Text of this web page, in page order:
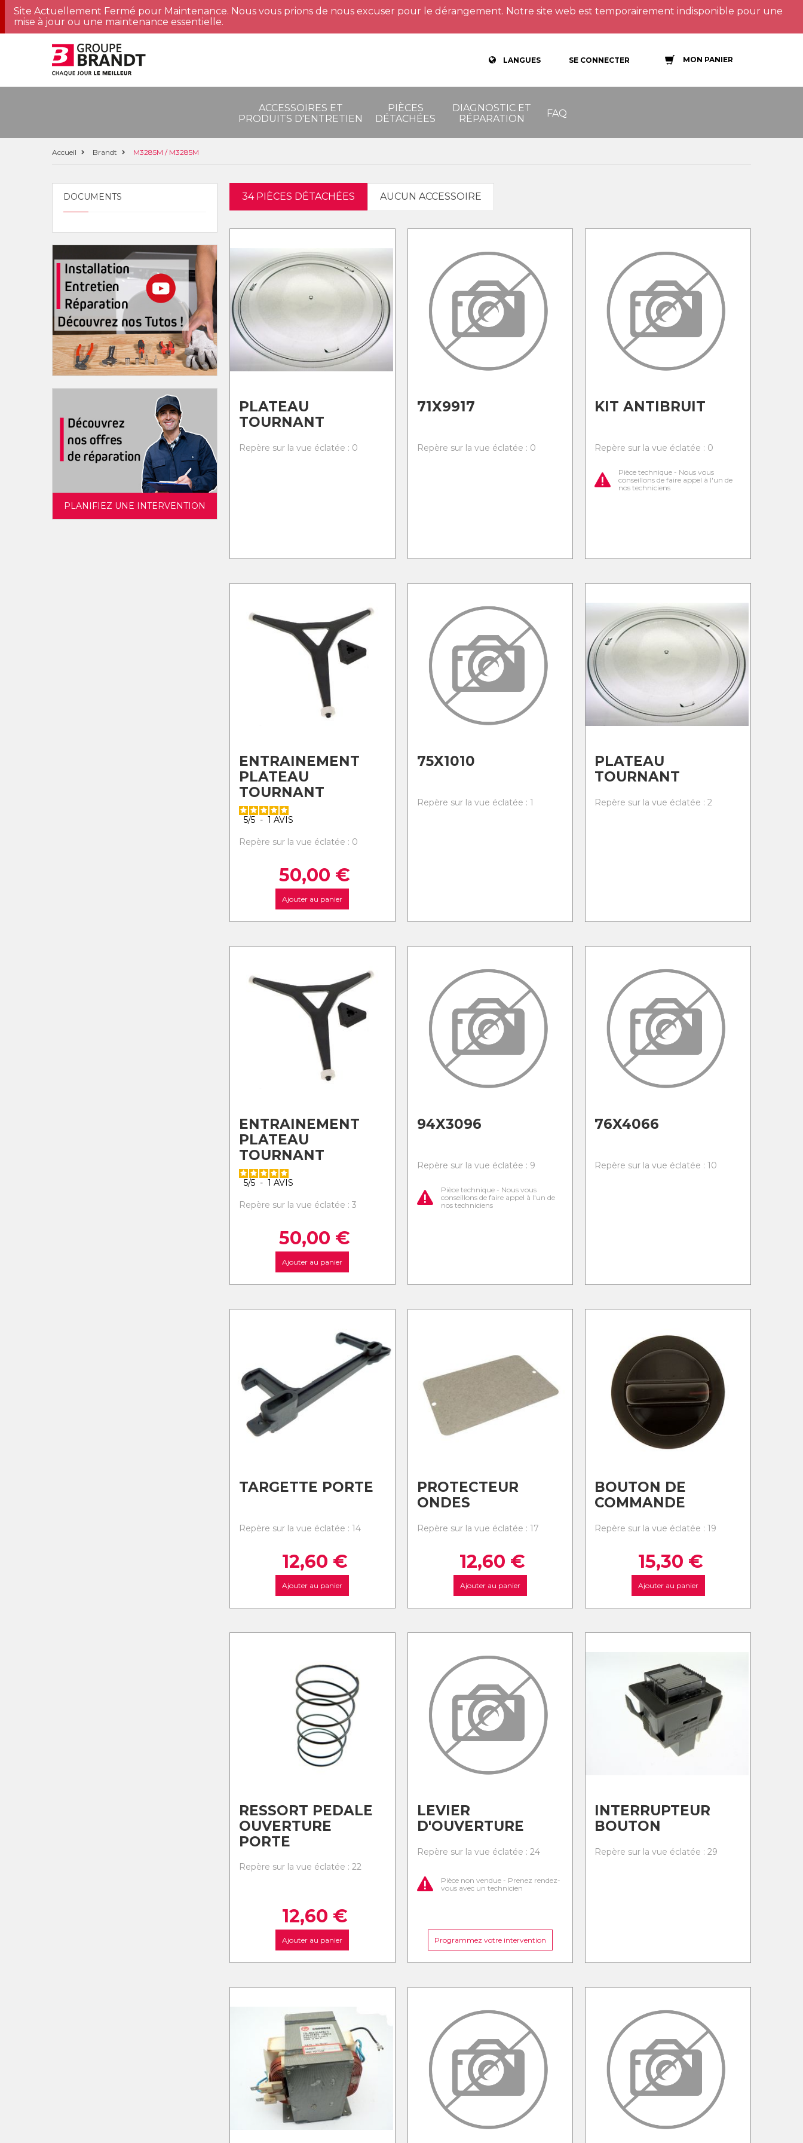
Site Actuellement Fermé pour Maintenance. Nous vous prions de nous excuser pour le dérangement. Notre site web est temporairement indisponible pour une
mise à jour ou une maintenance essentielle.
LANGUES SE CONNECTER MON PANIER
ACCESSOIRES ET
PRODUITS D'ENTRETIEN
PIÈCES
DÉTACHÉES
DIAGNOSTIC ET
RÉPARATION
FAQ
Accueil Brandt M3285M / M3285M
DOCUMENTS
PLANIFIEZ UNE INTERVENTION
34 PIÈCES DÉTACHÉES AUCUN ACCESSOIRE
PLATEAU
TOURNANT
Repère sur la vue éclatée : 0
71X9917
Repère sur la vue éclatée : 0
KIT ANTIBRUIT
Repère sur la vue éclatée : 0
Pièce technique - Nous vous
conseillons de faire appel à l'un de
nos techniciens
ENTRAINEMENT
PLATEAU
TOURNANT
5/5 - 1 AVIS
Repère sur la vue éclatée : 0
50,00 €
Ajouter au panier
75X1010
Repère sur la vue éclatée : 1
PLATEAU
TOURNANT
Repère sur la vue éclatée : 2
ENTRAINEMENT
PLATEAU
TOURNANT
5/5 - 1 AVIS
Repère sur la vue éclatée : 3
50,00 €
Ajouter au panier
94X3096
Repère sur la vue éclatée : 9
Pièce technique - Nous vous
conseillons de faire appel à l'un de
nos techniciens
76X4066
Repère sur la vue éclatée : 10
TARGETTE PORTE
Repère sur la vue éclatée : 14
12,60 €
Ajouter au panier
PROTECTEUR
ONDES
Repère sur la vue éclatée : 17
12,60 €
Ajouter au panier
BOUTON DE
COMMANDE
Repère sur la vue éclatée : 19
15,30 €
Ajouter au panier
RESSORT PEDALE
OUVERTURE
PORTE
Repère sur la vue éclatée : 22
12,60 €
Ajouter au panier
LEVIER
D'OUVERTURE
Repère sur la vue éclatée : 24
Pièce non vendue - Prenez rendez-
vous avec un technicien
Programmez votre intervention
INTERRUPTEUR
BOUTON
Repère sur la vue éclatée : 29